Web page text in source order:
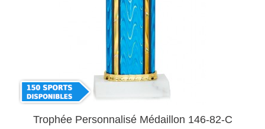
Trophée Personnalisé Médaillon 146-82-C